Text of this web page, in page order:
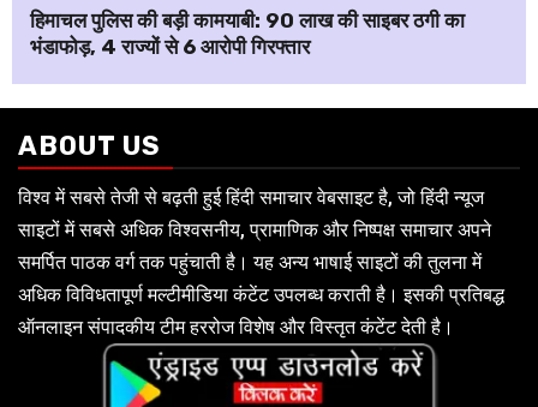
हिमाचल पुलिस की बड़ी कामयाबी: ₹90 लाख की साइबर ठगी का
भंडाफोड़, 4 राज्यों से 6 आरोपी गिरफ्तार
ABOUT US
विश्व में सबसे तेजी से बढ़ती हुई हिंदी समाचार वेबसाइट है, जो हिंदी न्यूज
साइटों में सबसे अधिक विश्वसनीय, प्रामाणिक और निष्पक्ष समाचार अपने
समर्पित पाठक वर्ग तक पहुंचाती है। यह अन्य भाषाई साइटों की तुलना में
अधिक विविधतापूर्ण मल्टीमीडिया कंटेंट उपलब्ध कराती है। इसकी प्रतिबद्ध
ऑनलाइन संपादकीय टीम हररोज विशेष और विस्तृत कंटेंट देती है।